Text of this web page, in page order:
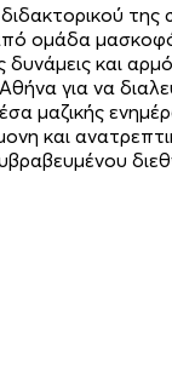
ομάδα
και
για να
μαζικής
και